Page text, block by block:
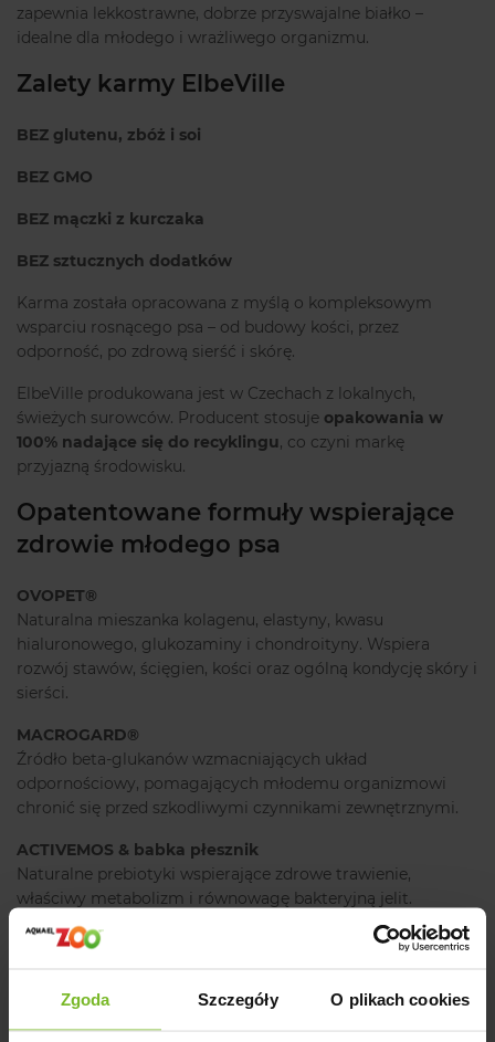
Zgoda Szczegóły O plikach cookies
zapewnia lekkostrawne, dobrze przyswajalne białko –
idealne dla młodego i wrażliwego organizmu.
Zalety karmy ElbeVille
BEZ glutenu, zbóż i soi
BEZ GMO
BEZ mączki z kurczaka
BEZ sztucznych dodatków
Karma została opracowana z myślą o kompleksowym
wsparciu rosnącego psa – od budowy kości, przez
odporność, po zdrową sierść i skórę.
ElbeVille produkowana jest w Czechach z lokalnych,
świeżych surowców. Producent stosuje opakowania w
100% nadające się do recyklingu, co czyni markę
przyjazną środowisku.
Opatentowane formuły wspierające
zdrowie młodego psa
OVOPET®
Naturalna mieszanka kolagenu, elastyny, kwasu
hialuronowego, glukozaminy i chondroityny. Wspiera
rozwój stawów, ścięgien, kości oraz ogólną kondycję skóry i
sierści.
MACROGARD®
Źródło beta-glukanów wzmacniających układ
odpornościowy, pomagających młodemu organizmowi
chronić się przed szkodliwymi czynnikami zewnętrznymi.
ACTIVEMOS & babka płesznik
Naturalne prebiotyki wspierające zdrowe trawienie,
właściwy metabolizm i równowagę bakteryjną jelit.
Skład karmy ElbeVille Puppy & Junior
Świeże mięso indyka bez kości (35%), suszona kaczka (17%),